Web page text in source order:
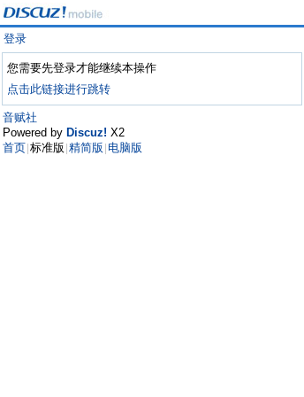
登录
您需要先登录才能继续本操作
点击此链接进行跳转
音赋社
Powered by Discuz! X2
首页 标准版 精简版 电脑版